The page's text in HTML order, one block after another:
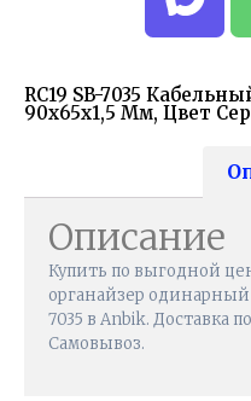
RC19 SB-7035
90х65х1,5 Мм, Цвет
Описание
Купить по выгодной
органайзер одинарный
7035 в Anbik. Доставка
Самовывоз.